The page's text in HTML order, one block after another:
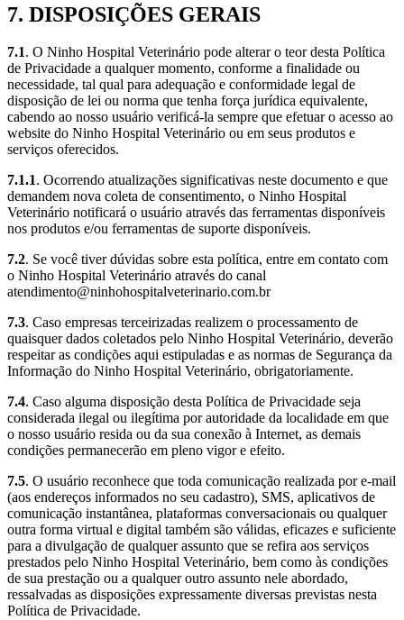
7. DISPOSIÇÕES GERAIS
7.1. O Ninho Hospital Veterinário pode alterar o teor desta Política
de Privacidade a qualquer momento, conforme a finalidade ou
necessidade, tal qual para adequação e conformidade legal de
disposição de lei ou norma que tenha força jurídica equivalente,
cabendo ao nosso usuário verificá-la sempre que efetuar o acesso ao
website do Ninho Hospital Veterinário ou em seus produtos e
serviços oferecidos.
7.1.1. Ocorrendo atualizações significativas neste documento e que
demandem nova coleta de consentimento, o Ninho Hospital
Veterinário notificará o usuário através das ferramentas disponíveis
nos produtos e/ou ferramentas de suporte disponíveis.
7.2. Se você tiver dúvidas sobre esta política, entre em contato com
o Ninho Hospital Veterinário através do canal
atendimento@ninhohospitalveterinario.com.br
7.3. Caso empresas terceirizadas realizem o processamento de
quaisquer dados coletados pelo Ninho Hospital Veterinário, deverão
respeitar as condições aqui estipuladas e as normas de Segurança da
Informação do Ninho Hospital Veterinário, obrigatoriamente.
7.4. Caso alguma disposição desta Política de Privacidade seja
considerada ilegal ou ilegítima por autoridade da localidade em que
o nosso usuário resida ou da sua conexão à Internet, as demais
condições permanecerão em pleno vigor e efeito.
7.5. O usuário reconhece que toda comunicação realizada por e-mail
(aos endereços informados no seu cadastro), SMS, aplicativos de
comunicação instantânea, plataformas conversacionais ou qualquer
outra forma virtual e digital também são válidas, eficazes e suficiente
para a divulgação de qualquer assunto que se refira aos serviços
prestados pelo Ninho Hospital Veterinário, bem como às condições
de sua prestação ou a qualquer outro assunto nele abordado,
ressalvadas as disposições expressamente diversas previstas nesta
Política de Privacidade.